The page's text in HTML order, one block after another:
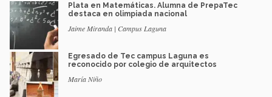
Plata en Matemáticas. Alumna de PrepaTec
destaca en olimpiada nacional
Jaime Miranda | Campus Laguna
Egresado de Tec campus Laguna es
reconocido por colegio de arquitectos
María Niño